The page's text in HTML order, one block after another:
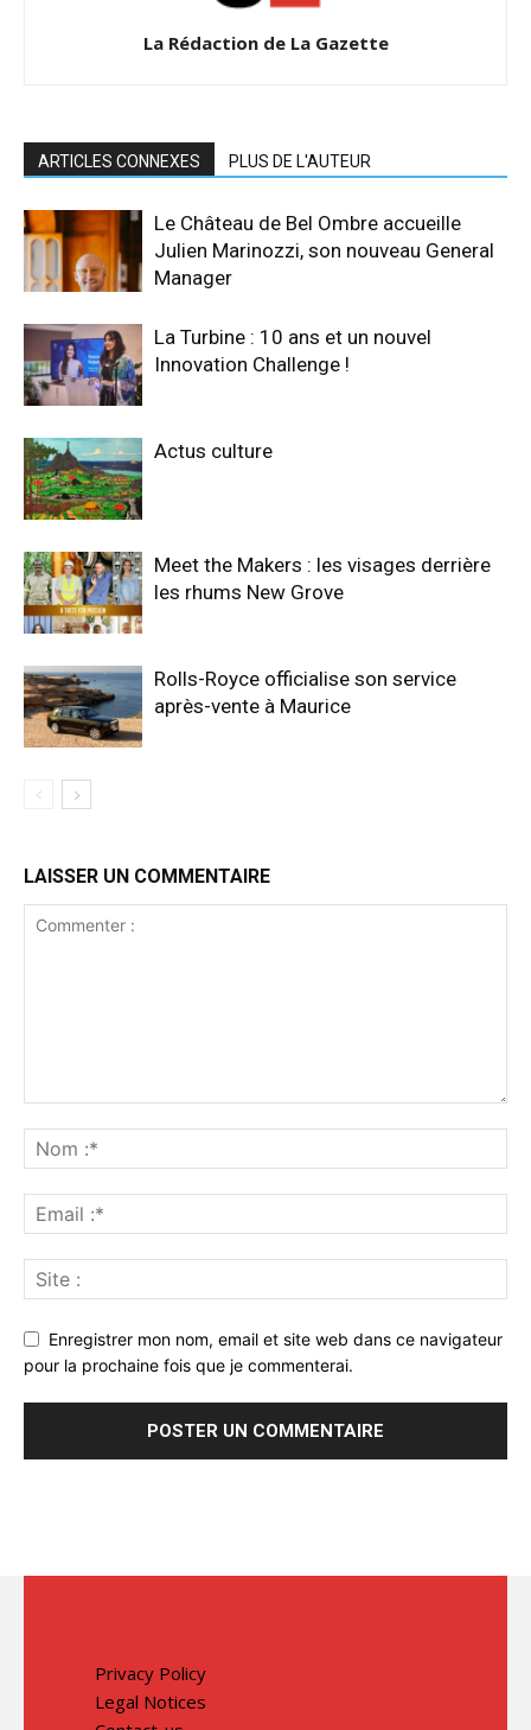
La Rédaction de La Gazette
ARTICLES CONNEXES PLUS DE L'AUTEUR
Le Château de Bel Ombre accueille
Julien Marinozzi, son nouveau General
Manager
La Turbine : 10 ans et un nouvel
Innovation Challenge !
Actus culture
Meet the Makers : les visages derrière
les rhums New Grove
Rolls-Royce officialise son service
après-vente à Maurice
LAISSER UN COMMENTAIRE
Enregistrer mon nom, email et site web dans ce navigateur
pour la prochaine fois que je commenterai.
Privacy Policy
Legal Notices